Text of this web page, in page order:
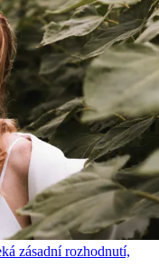
zásadní rozhodnutí,